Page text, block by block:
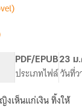
PDF/EPUB
ประเภทไฟล์
23 ม
วันที่ว
งเห็นแก่เงิน ทิ้งให้